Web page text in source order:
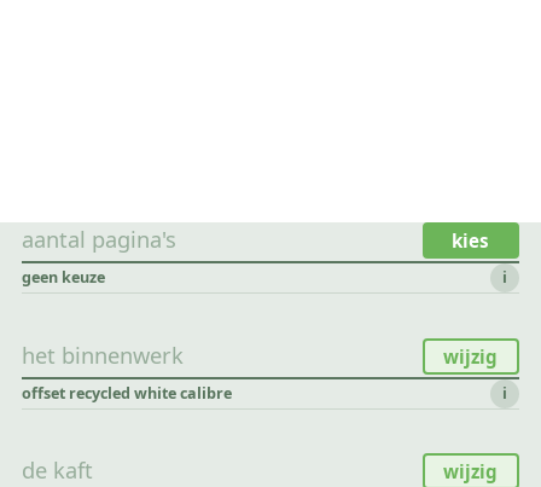
aantal pagina's kies
geen keuze i
het binnenwerk wijzig
offset recycled white calibre i
de kaft wijzig